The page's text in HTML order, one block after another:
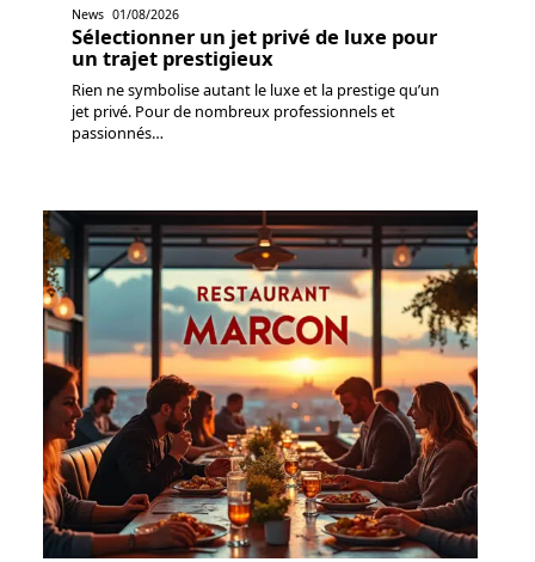
News 01/08/2026
Sélectionner un jet privé de luxe pour
un trajet prestigieux
Rien ne symbolise autant le luxe et la prestige qu’un
jet privé. Pour de nombreux professionnels et
passionnés…